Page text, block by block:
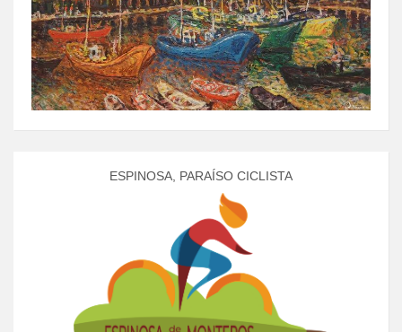
ESPINOSA, PARAÍSO CICLISTA